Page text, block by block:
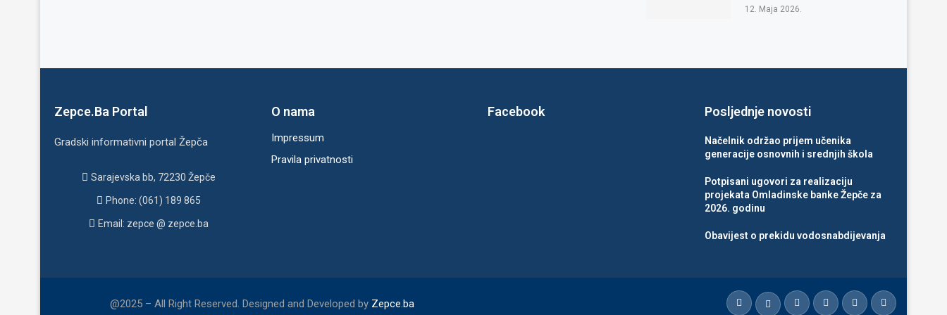
12. Maja 2026.
Zepce.Ba Portal
Gradski informativni portal Žepča
Sarajevska bb, 72230 Žepče
Phone: (061) 189 865
Email: zepce @ zepce.ba
O nama
Impressum
Pravila privatnosti
Facebook Posljednje novosti
Načelnik održao prijem učenika
generacije osnovnih i srednjih škola
Potpisani ugovori za realizaciju
projekata Omladinske banke Žepče za
2026. godinu
Obavijest o prekidu vodosnabdijevanja
@2025 – All Right Reserved. Designed and Developed by Zepce.ba